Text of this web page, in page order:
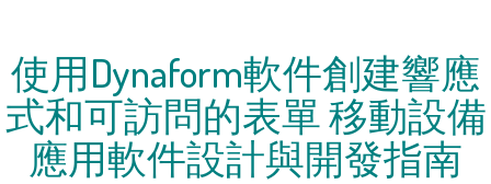
使用Dynaform軟件創建響應
式和可訪問的表單 移動設備
應用軟件設計與開發指南